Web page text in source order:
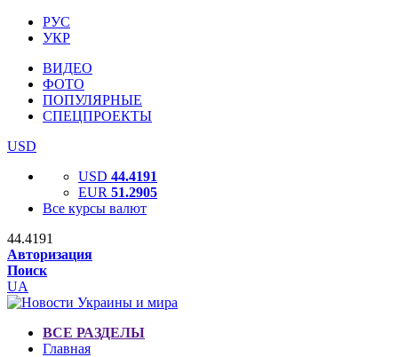
РУС
УКР
ВИДЕО
ФОТО
ПОПУЛЯРНЫЕ
СПЕЦПРОЕКТЫ
USD
USD 44.4191
EUR 51.2905
Все курсы валют
44.4191
Авторизация
Поиск
UA
ВСЕ РАЗДЕЛЫ
Главная